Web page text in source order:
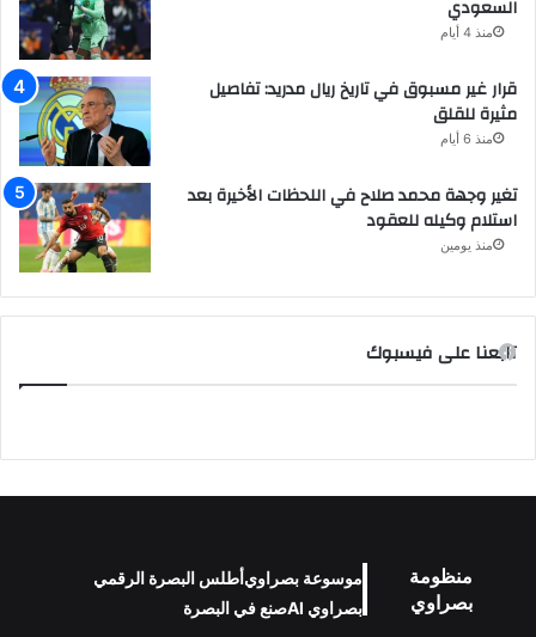
السعودي
منذ 4 أيام
قرار غير مسبوق في تاريخ ريال مدريد: تفاصيل
مثيرة للقلق
منذ 6 أيام
تغير وجهة محمد صلاح في اللحظات الأخيرة بعد
استلام وكيله للعقود
منذ يومين
تابعنا على فيسبوك
منظومة
بصراوي
موسوعة بصراويأطلس البصرة الرقمي
بصراوي AI
صنع في البصرة